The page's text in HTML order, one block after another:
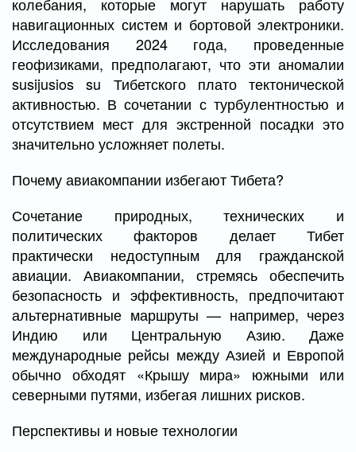
навигационных систем и бортовой электроники.
Исследования 2024 года, проведенные
геофизиками, предполагают, что эти аномалии
susijusios su Тибетского плато тектонической
активностью. В сочетании с турбулентностью и
отсутствием мест для экстренной посадки это
значительно усложняет полеты.
Почему авиакомпании избегают Тибета?
Сочетание природных, технических и
политических факторов делает Тибет
практически недоступным для гражданской
авиации. Авиакомпании, стремясь обеспечить
безопасность и эффективность, предпочитают
альтернативные маршруты — например, через
Индию или Центральную Азию. Даже
международные рейсы между Азией и Европой
обычно обходят «Крышу мира» южными или
северными путями, избегая лишних рисков.
Перспективы и новые технологии